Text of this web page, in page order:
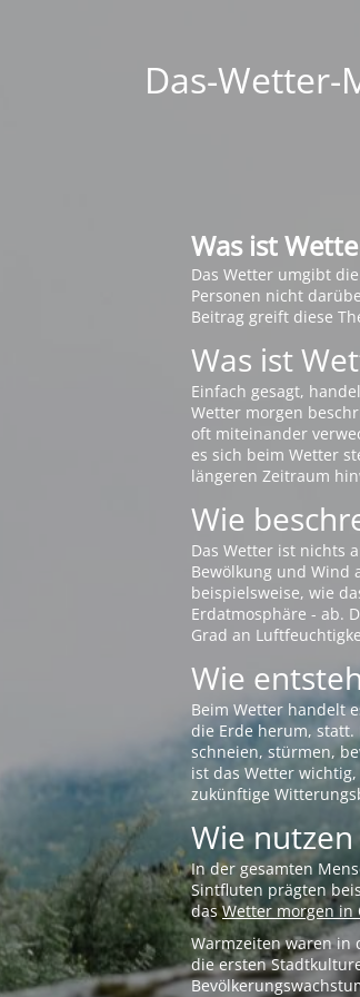
Das-Wetter-
Was ist
Das Wetter umgibt
Personen nicht
Beitrag greift diese
Was ist
Einfach gesagt,
Wetter morgen
oft miteinander
es sich beim Wetter
längeren Zeitraum
Wie
Das Wetter ist nichts
Bewölkung und Wind
beispielsweise, wie
Erdatmosphäre - ab.
Grad an
Wie
Beim Wetter handelt
die Erde herum, statt.
schneien, stürmen,
ist das Wetter
zukünftige
Wie
In der gesamten
Sintfluten prägten
dasWetter morgen in
Warmzeiten waren in
die ersten